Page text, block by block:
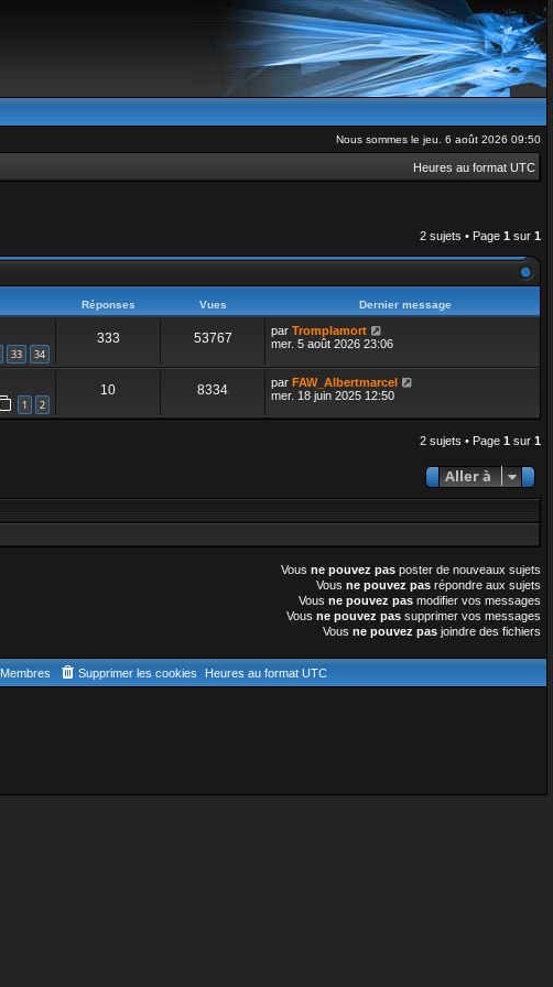
Nous sommes le jeu. 6 août 2026 09:50
Heures au format UTC
2 sujets • Page 1 sur 1
Réponses Vues Dernier message
33 34
333 53767 par Tromplamort
mer. 5 août 2026 23:06
1 2
10 8334 par FAW_Albertmarcel
mer. 18 juin 2025 12:50
2 sujets • Page 1 sur 1
Aller à
Vous ne pouvez pas poster de nouveaux sujets
Vous ne pouvez pas répondre aux sujets
Vous ne pouvez pas modifier vos messages
Vous ne pouvez pas supprimer vos messages
Vous ne pouvez pas joindre des fichiers
Heures au format UTC
Supprimer les cookies
Membres